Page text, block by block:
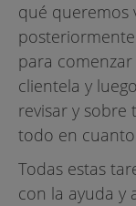
qué queremos
para
clientela y
revisar y sobre
todo en
Todas estas
con la ayuda y